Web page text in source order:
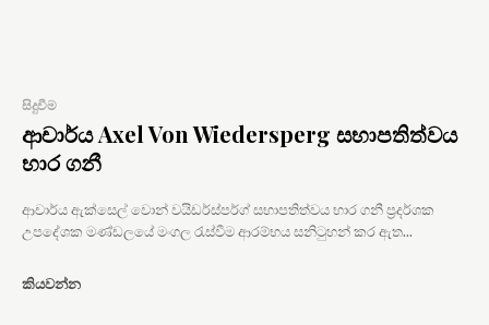
සිදුවීම
ආචාර්ය Axel Von Wiedersperg සභාපතිත්වය
භාර ගනී
ආචාර්ය ඇක්සෙල් වොන් වයිඩර්ස්පර්ග් සභාපතිත්වය භාර ගනී ප්‍රදර්ශක
උපදේශක මණ්ඩලයේ මංගල රැස්වීම ආරම්භය සනිටුහන් කර ඇත...
කියවන්න